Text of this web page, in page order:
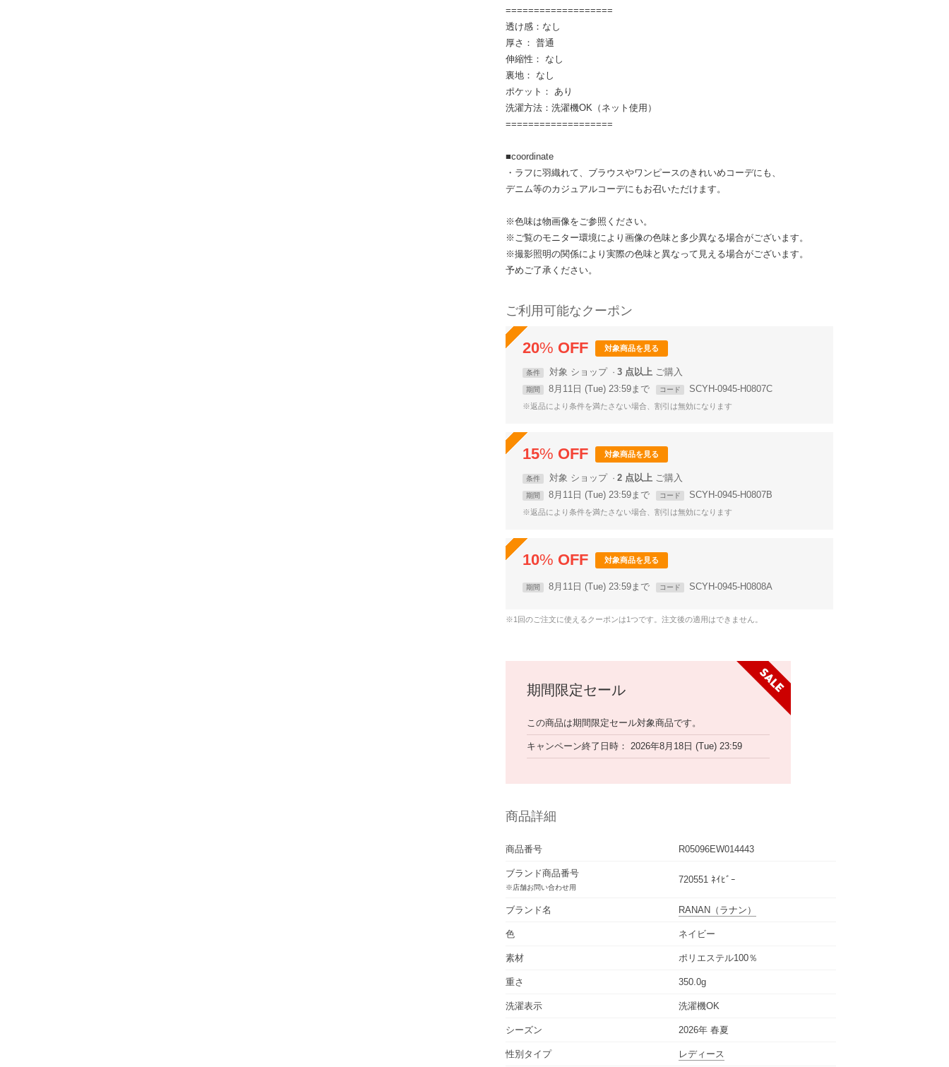
===================
透け感：なし
厚さ： 普通
伸縮性： なし
裏地： なし
ポケット： あり
洗濯方法：洗濯機OK（ネット使用）
===================
■coordinate
・ラフに羽織れて、ブラウスやワンピースのきれいめコーデにも、
デニム等のカジュアルコーデにもお召いただけます。
※色味は物画像をご参照ください。
※ご覧のモニター環境により画像の色味と多少異なる場合がございます。
※撮影照明の関係により実際の色味と異なって見える場合がございます。
予めご了承ください。
ご利用可能なクーポン
20% OFF 対象商品を見る
条件 対象 ショップ 3 点以上
期間 8月11日 (Tue) 23:59まで コード SCYH-0945-H0807C
※返品により条件を満たさない場合、割引は無効になります
15% OFF 対象商品を見る
条件 対象 ショップ 2 点以上
期間 8月11日 (Tue) 23:59まで コード SCYH-0945-H0807B
※返品により条件を満たさない場合、割引は無効になります
10% OFF 対象商品を見る
期間 8月11日 (Tue) 23:59まで コード SCYH-0945-H0808A
※1回のご注文に使えるクーポンは1つです。注文後の適用はできません。
期間限定セール
この商品は期間限定セール対象商品です。
キャンペーン終了日時 2026年8月18日 (Tue) 23:59
商品詳細
商品番号 R05096EW014443
ブランド商品番号
※店舗お問い合わせ用
720551 ﾈｲﾋﾞｰ
ブランド名 RANAN （ラナン）
色 ネイビー
素材 ポリエステル100％
重さ 350.0g
洗濯表示 洗濯機OK
シーズン 2026年 春夏
性別タイプ レディース